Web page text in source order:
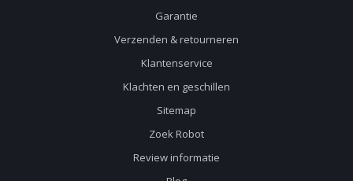
Garantie
Verzenden & retourneren
Klantenservice
Klachten en geschillen
Sitemap
Zoek Robot
Review informatie